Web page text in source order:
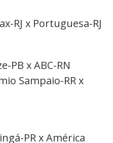
RJ x Portuguesa-RJ
PB x ABC-RN
Sampaio-RR x
PR x América